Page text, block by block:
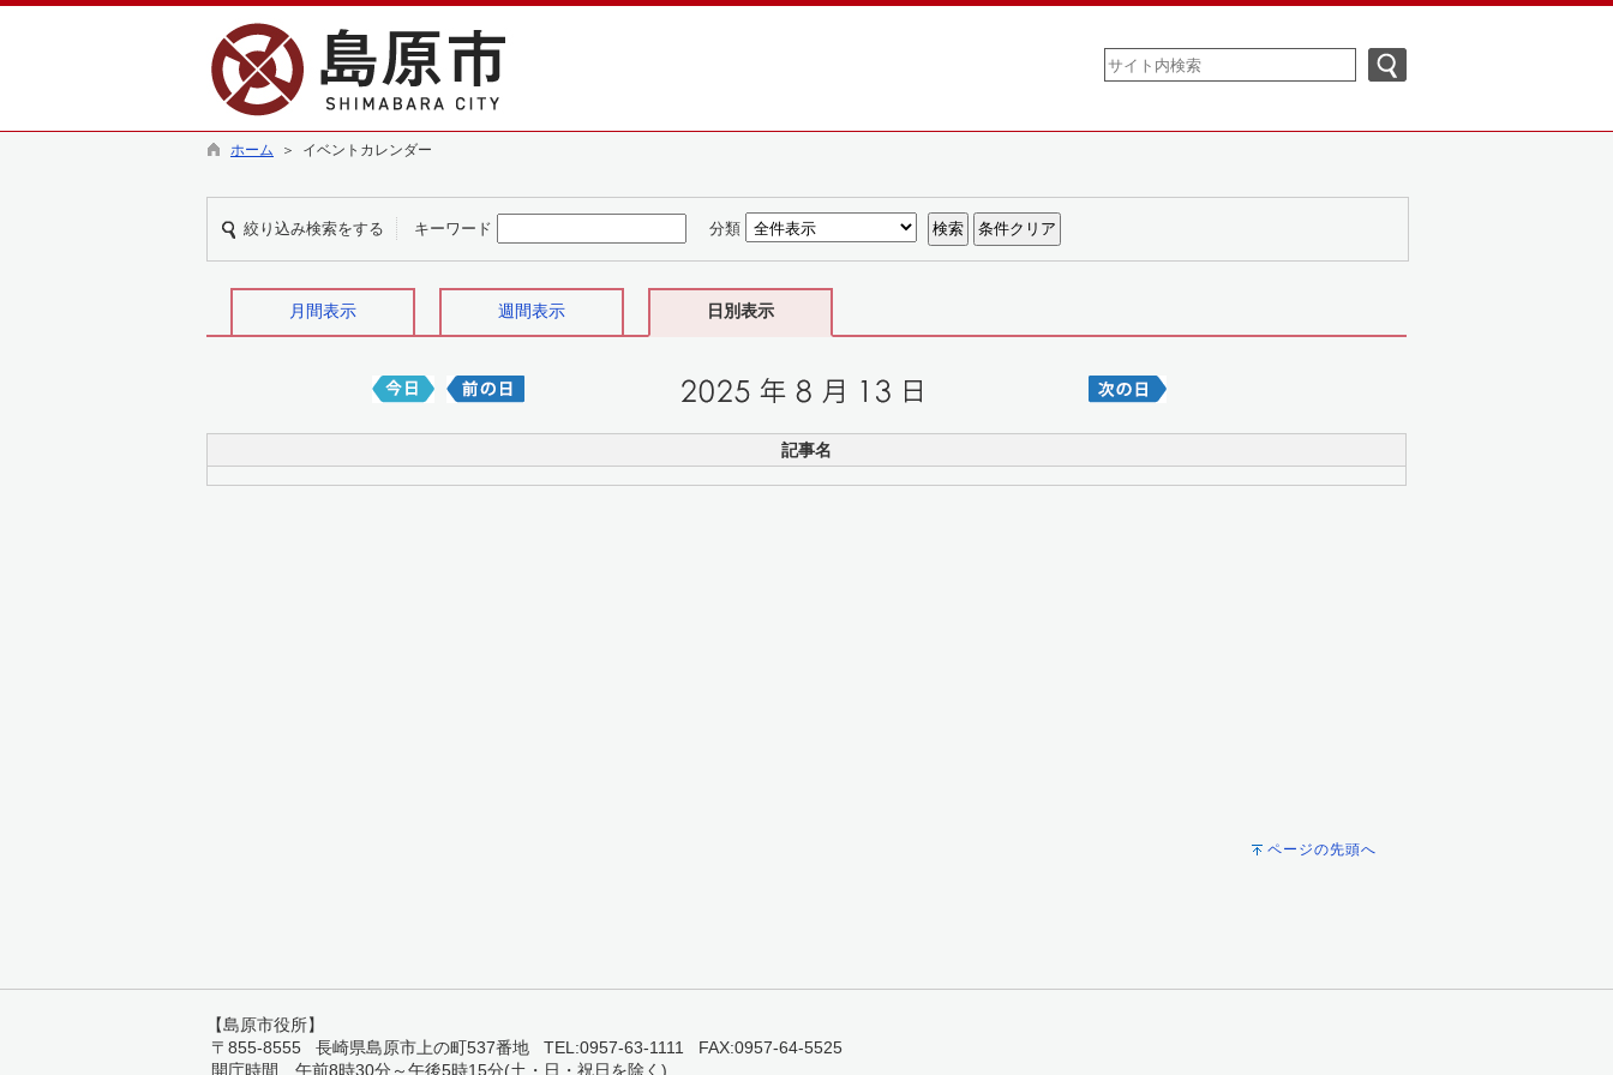
ホーム ＞ イベントカレンダー
絞り込み検索をする キーワード 分類
月間表示 週間表示 日別表示
記事名
ページの先頭へ
【島原市役所】
〒855-8555 長崎県島原市上の町537番地 TEL:0957-63-1111 FAX:0957-64-5525
開庁時間 午前8時30分～午後5時15分(土・日・祝日を除く)